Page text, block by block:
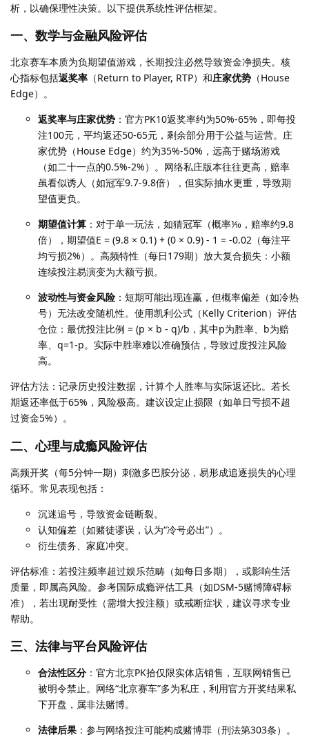
析，以确保理性决策。以下提供系统性评估框架。
一、数学与金融风险评估
北京赛车本质为负期望值游戏，长期投注必然导致资金净损失。核
心指标包括返奖率 （Return to Player, RTP）和庄家优势 （House
Edge）。
返奖率与庄家优势 ：官方PK10返奖率约为50%-65%，即每投
注100元，平均返还50-65元，剩余部分用于公益与运营。庄
家优势（House Edge）约为35%-50%，远高于赌场游戏
（如二十一点的0.5%-2%）。网络私庄版本往往更高，赔率
虽看似诱人（如冠军9.7-9.8倍），但实际抽水更重，导致期
望值更负。
期望值计算 ：对于单一玩法，如猜冠军（概率⅒，赔率约9.8
倍），期望值E = (9.8 × 0.1) + (0 × 0.9) - 1 = -0.02（每注平
均亏损2%）。高频特性（每日179期）放大复合损失：小额
连续投注易演变为大额亏损。
波动性与资金风险 ：短期可能出现连赢，但概率偏差（如冷热
号）无法改变随机性。使用凯利公式（Kelly Criterion）评估
仓位：最优投注比例 = (p × b - q)/b，其中p为胜率、b为赔
率、q=1-p。实际中胜率难以准确预估，导致过度投注风险
高。
评估方法：记录历史投注数据，计算个人胜率与实际返还比。若长
期返还率低于65%，风险极高。建议设定止损限（如单日亏损不超
过资金5%）。
二、心理与成瘾风险评估
高频开奖（每5分钟一期）刺激多巴胺分泌，易形成追逐损失的心理
循环。常见表现包括：
沉迷追号，导致资金链断裂。
认知偏差（如赌徒谬误，认为“冷号必出”）。
衍生债务、家庭冲突。
评估标准：若投注频率超过娱乐范畴（如每日多期），或影响生活
质量，即属高风险。参考国际成瘾评估工具（如DSM-5赌博障碍标
准），若出现耐受性（需增大投注额）或戒断症状，建议寻求专业
帮助。
三、法律与平台风险评估
合法性区分 ：官方北京PK拾仅限实体店销售，互联网销售已
被明令禁止。网络“北京赛车”多为私庄，利用官方开奖结果私
下开盘，属非法赌博。
法律后果 ：参与网络投注可能构成赌博罪（刑法第303条）。